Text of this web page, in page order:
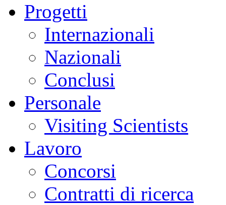
Progetti
Internazionali
Nazionali
Conclusi
Personale
Visiting Scientists
Lavoro
Concorsi
Contratti di ricerca